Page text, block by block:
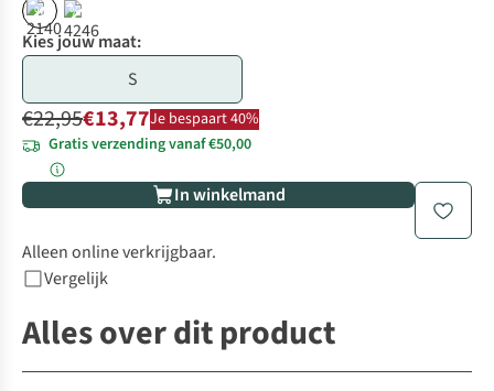
% %
Kies jouw maat:
S
€22,95€13,77Je bespaart 40%
Gratis verzending vanaf €50,00
In winkelmand
Alleen online verkrijgbaar.
Vergelijk
Alles over dit product